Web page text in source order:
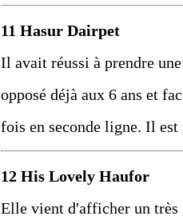
11 Hasur Dairpet
Il avait réussi à prendre
opposé déjà aux 6 ans et
fois en seconde ligne. Il
12 His Lovely Haufor
Elle vient d'afficher un très